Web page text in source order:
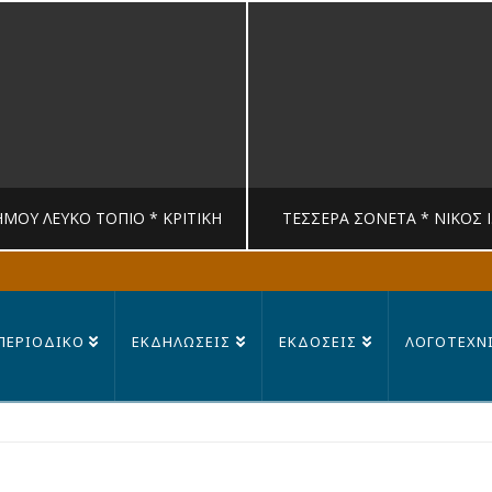
ΛΕΥΚΟ ΤΟΠΙΟ * ΚΡΙΤΙΚΉ
MANDRAGORAS
ΤΈΣΣΕΡΑ ΣΟΝΈΤΑ * ΝΊΚΟΣ
ΕΚΔΗΛΩΣΕΙΣ ΕΚΔΟΣΕΙΣ